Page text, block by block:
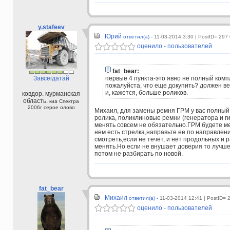
y.stafeev
Завсегдатай
ковдор. мурманская
область. киа Спектра
2006г серое олово
Юрий ответил(а) - 11-03-2014 3:30 | PostID= 297
оценило - пользователей
fat_bear:
первые 4 пункта-это явно не полный
пожалуйста, что еще докупить? должен
и, кажется, больше роликов.
Михаил, для замены ремня ГРМ у вас полный
ролика, поликлиновые ремни (генератора и
менять совсем не обязательно.ГРМ будете
нем есть стрелка,направьте ее по
смотреть,если не течет, и нет продольных
менять.Но если не внушает доверия то
потом не разбирать по новой.
fat_bear
Михаил ответил(а) - 11-03-2014 12:41 | PostID=
оценило - пользователей